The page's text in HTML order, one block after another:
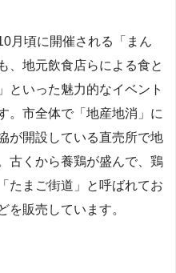
月頃に開催される「まん
、地元飲食店らによる食と
といった魅力的なイベント
。市全体で「地産地消」に
が開設している直売所で地
古くから養鶏が盛んで、鶏
たまご街道」と呼ばれてお
を販売しています。